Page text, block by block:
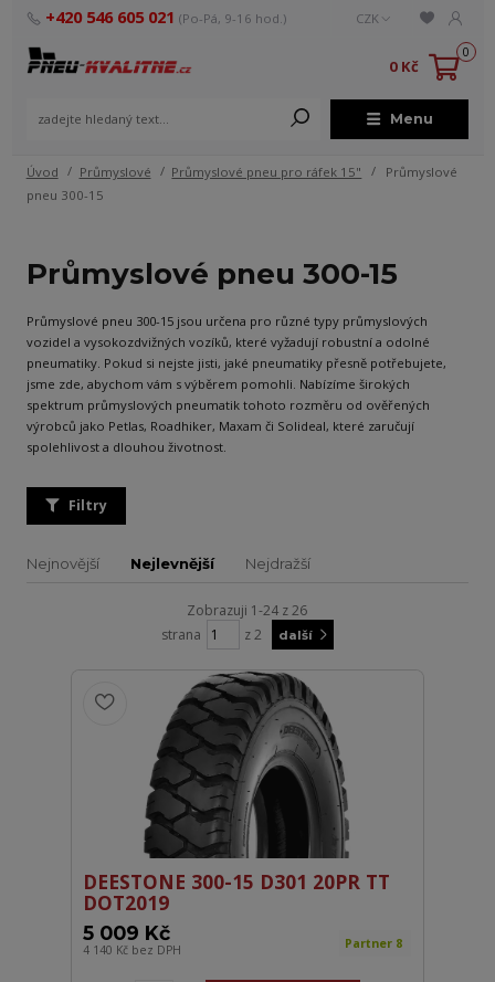
Menu
CZK
+420 546 605 021 (Po-Pá, 9-16 hod.)
0
0 Kč
Úvod Průmyslové Průmyslové pneu pro ráfek 15"
Průmyslové
pneu 300-15
Průmyslové pneu 300-15
Průmyslové pneu 300-15 jsou určena pro různé typy průmyslových
vozidel a vysokozdvižných vozíků, které vyžadují robustní a odolné
pneumatiky. Pokud si nejste jisti, jaké pneumatiky přesně potřebujete,
jsme zde, abychom vám s výběrem pomohli. Nabízíme širokých
spektrum průmyslových pneumatik tohoto rozměru od ověřených
výrobců jako Petlas, Roadhiker, Maxam či Solideal, které zaručují
spolehlivost a dlouhou životnost.
Filtry
Nejnovější Nejlevnější Nejdražší
Zobrazuji 1-24 z 26
strana
z 2 další
DEESTONE 300-15 D301 20PR TT
DOT2019
5 009 Kč
4 140 Kč bez DPH Partner 8